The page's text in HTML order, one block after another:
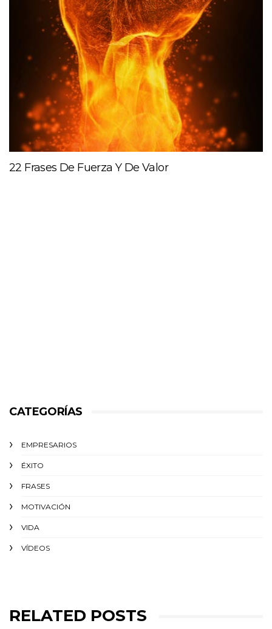
22 Frases De Fuerza Y De Valor
CATEGORÍAS
EMPRESARIOS
ÉXITO‬
FRASES
MOTIVACIÓN
VIDA
VÍDEOS
RELATED POSTS